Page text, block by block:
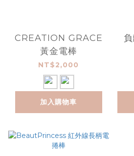
CREATION GRACE
黃金電棒
NT$2,000
加入購物車